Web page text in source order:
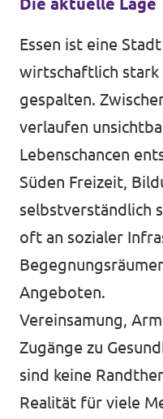
Volt Deutschland
Presse
Mache bei uns mit!
Deine Spende für
Jobs bei Volt
Volt in deiner
Essen ist eine
wirtschaftlich stark
gespalten.
verlaufen
Lebenschancen
Süden Freizeit,
selbstverständlich
oft an sozialer
Angeboten.
Vereinsamung,
Zugänge zu
sind keine
Realität für viele